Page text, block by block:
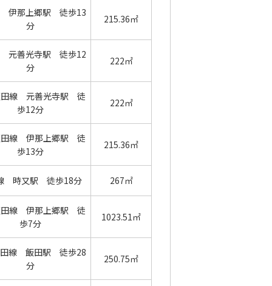
伊那上郷駅 徒歩13
分
215.36㎡
元善光寺駅 徒歩12
分
222㎡
田線 元善光寺駅 徒
歩12分
222㎡
田線 伊那上郷駅 徒
歩13分
215.36㎡
時又駅 徒歩18分 267㎡
田線 伊那上郷駅 徒
歩7分
1023.51㎡
田線 飯田駅 徒歩28
分
250.75㎡